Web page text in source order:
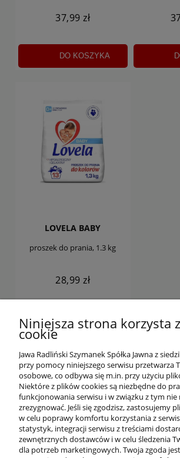
37,99 zł
DO KOSZYKA
LOVELA BABY
proszek do prania, 1.3 kg
28,99 zł
DO KOSZYKA
OFERTA
O NAS
Niniejsza strona korzysta
cookie
Jawa Radliński Szymanek Spółka Jawna z
przy pomocy niniejszego serwisu przetwarza
osobowe, co odbywa się m.in. przy użyciu
Niektóre z plików cookies są niezbędne do
funkcjonowania serwisu i w związku z tym nie
zrezygnować. Jeśli się zgodzisz, zastosujemy
w celu poprawy komfortu korzystania z
statystyk, integracji serwisu z treściami
zewnętrznych dostawców i w celu śledzenia
dla potrzeb marketingowych. Twoja zgoda